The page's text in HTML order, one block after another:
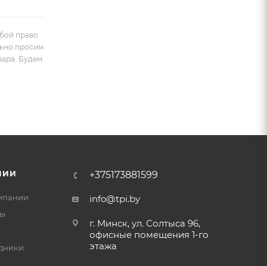
право
просим
Будем
+375173881599
info@tpi.by
г. Минск, ул. Солтыса 96,
офисные помещения 1-го
этажа